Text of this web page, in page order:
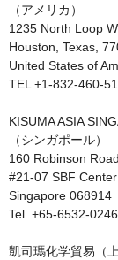
（アメリカ）
1235 North Loop
Houston, Texas,
United States of
TEL +1-832-460-
KISUMA ASIA
（シンガポール）
160 Robinson Road
#21-07 SBF Center
Singapore 068914
Tel. +65-6532-0246
凱司瑪化学貿易（上